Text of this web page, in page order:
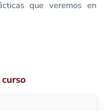
que veremos en